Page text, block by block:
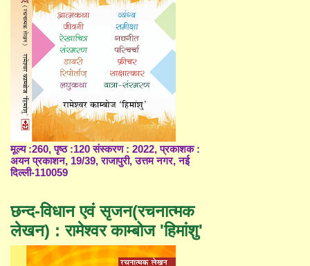
मूल्य :260, पृष्ठ :120 संस्करण : 2022, प्रकाशक :
अयन प्रकाशन, 19/39, राजापुरी, उत्तम नगर, नई
दिल्ली-110059
छन्द-विधान एवं सृजन(रचनात्मक
लेखन) : रामेश्वर काम्बोज 'हिमांशु'